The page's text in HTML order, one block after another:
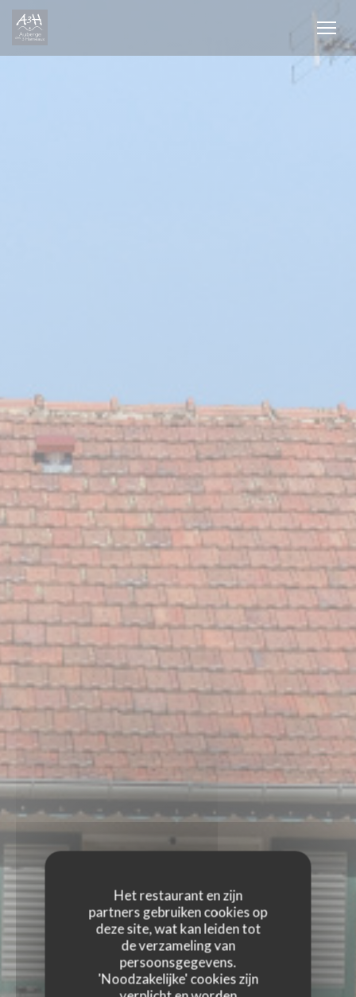
Het restaurant en zijn
partners gebruiken cookies op
deze site, wat kan leiden tot
de verzameling van
persoonsgegevens.
'Noodzakelijke' cookies zijn